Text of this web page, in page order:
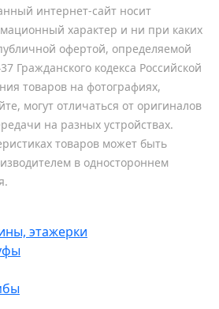
интернет-сайт носит
характер и ни при каких
офертой, определяемой
Гражданского кодекса Российской
товаров на фотографиях,
могут отличаться от оригиналов
на разных устройствах.
товаров может быть
в одностороннем
этажерки